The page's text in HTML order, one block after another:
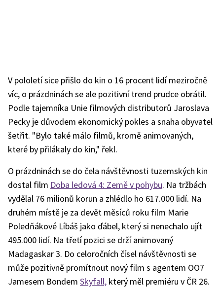
V pololetí sice přišlo do kin o 16 procent lidí meziročně
víc, o prázdninách se ale pozitivní trend prudce obrátil.
Podle tajemníka Unie filmových distributorů Jaroslava
Pecky je důvodem ekonomický pokles a snaha obyvatel
šetřit. "Bylo také málo filmů, kromě animovaných,
které by přilákaly do kin," řekl.
O prázdninách se do čela návštěvnosti tuzemských kin
dostal film Doba ledová 4: Země v pohybu. Na tržbách
vydělal 76 milionů korun a zhlédlo ho 617.000 lidí. Na
druhém místě je za devět měsíců roku film Marie
Poledňákové Líbáš jako ďábel, který si nenechalo ujít
495.000 lidí. Na třetí pozici se drží animovaný
Madagaskar 3. Do celoročních čísel návštěvnosti se
může pozitivně promítnout nový film s agentem OO7
Jamesem Bondem Skyfall, který měl premiéru v ČR 26.